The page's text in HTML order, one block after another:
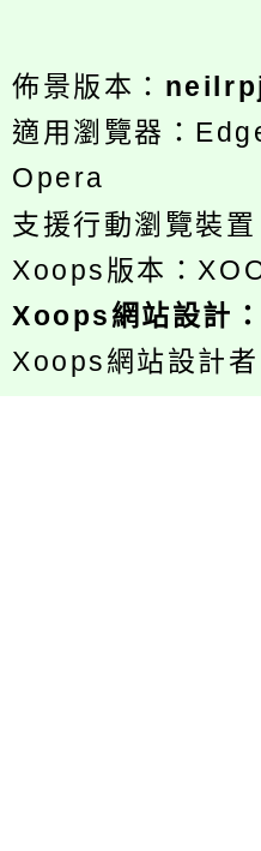
佈景版本：
適用瀏覽器：
Opera
支援行動瀏覽裝置
Xoops版本：
Xoops網站設計 ：
Xoops網站設計